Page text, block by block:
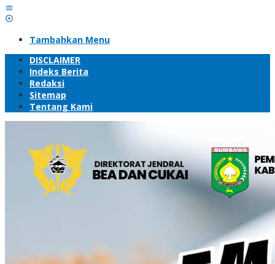
Tambahkan Menu
DISCLAIMER
Indeks Berita
Redaksi
Sitemap
Tentang Kami